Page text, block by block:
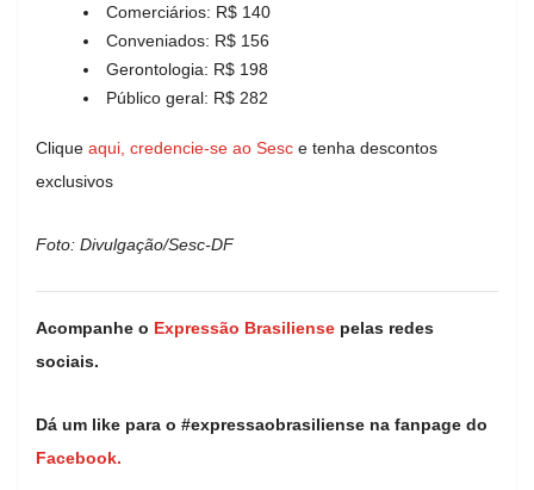
Comerciários: R$ 140
Conveniados: R$ 156
Gerontologia: R$ 198
Público geral: R$ 282
Clique aqui, credencie-se ao Sesc e tenha descontos
exclusivos
Foto: Divulgação/Sesc-DF
Acompanhe o Expressão Brasiliense pelas redes
sociais.
Dá um like para o #expressaobrasiliense na fanpage do
Facebook.